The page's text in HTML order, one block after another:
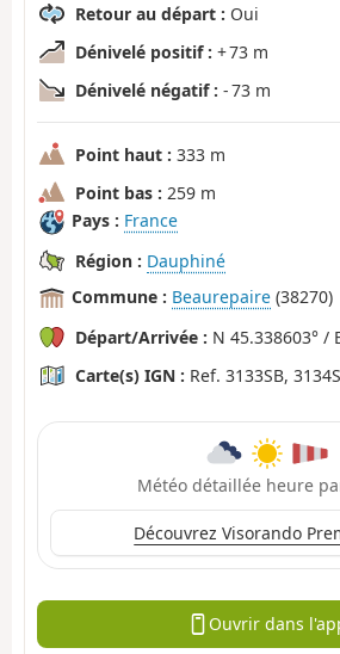
Retour au départ : Oui
Dénivelé positif : + 73 m
Dénivelé négatif : - 73 m
Point haut : 333 m
Point bas : 259 m
Pays : France
Région : Dauphiné
Commune : Beaurepaire (38270)
Départ/Arrivée : N 45.338603° /
Carte(s) IGN : Ref. 3133SB,
Météo détaillée heure
Découvrez Visorando
Ouvrir dans